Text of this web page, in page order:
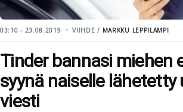
03:10 - 23.08.2019 VIIHDE / MARKKU LEPPILAMPI
Tinder bannasi miehen
syynä naiselle
viesti